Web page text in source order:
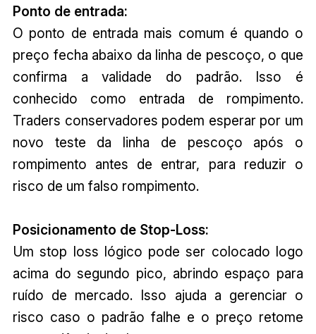
Ponto de entrada:
O ponto de entrada mais comum é quando o
preço fecha abaixo da linha de pescoço, o que
confirma a validade do padrão. Isso é
conhecido como entrada de rompimento.
Traders conservadores podem esperar por um
novo teste da linha de pescoço após o
rompimento antes de entrar, para reduzir o
risco de um falso rompimento.
Posicionamento de Stop-Loss:
Um stop loss lógico pode ser colocado logo
acima do segundo pico, abrindo espaço para
ruído de mercado. Isso ajuda a gerenciar o
risco caso o padrão falhe e o preço retome